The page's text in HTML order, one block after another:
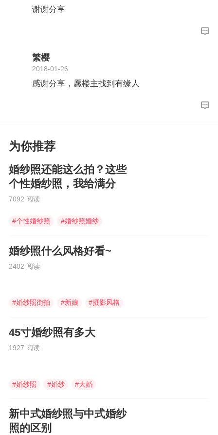
谢谢分享
繁樱
2018-01-26
感谢分享，愿楼主找到有缘人
为你推荐
婚纱照还能这么拍？这些
个性婚纱照，我给满分
7092 阅读
#个性婚纱照 #婚纱照婚纱
婚纱照什么风格好看~
2402 阅读
#婚纱照街拍 #新娘 #摄影风格
45寸婚纱照有多大
1927 阅读
#婚纱照 #婚纱 #大婚
新中式婚纱照与中式婚纱
照的区别